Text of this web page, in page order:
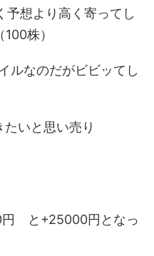
予想より高く寄ってし
株）
ルなのだがビビッてし
たいと思い売り
と+25000円となっ